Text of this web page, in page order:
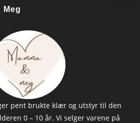
Meg
pent brukte klær og utstyr til den
0 – 10 år. Vi selger varene på